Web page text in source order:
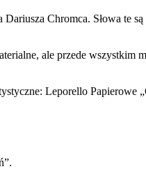
Dariusza Chromca. Słowa te
ale przede
Leporello
.